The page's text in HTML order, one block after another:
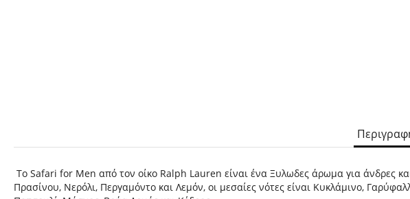
Το Safari for Men από τον οίκο Ralph Lauren είναι ένα Ξυλωδες άρωμα για άνδρες
Πρασίνου, Νερόλι, Περγαμόντο και Λεμόν, οι μεσαίες νότες είναι Κυκλάμινο,